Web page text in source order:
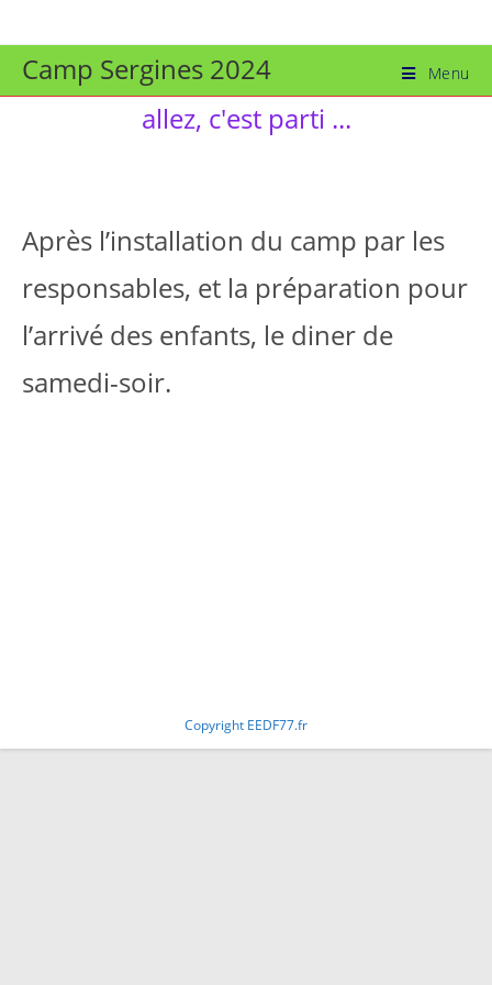
to
contentCamp Sergines 2024 Menu
allez, c'est parti ...
Après l’installation du camp par les
responsables, et la préparation pour
l’arrivé des enfants, le diner de
samedi-soir.
Copyright EEDF77.fr